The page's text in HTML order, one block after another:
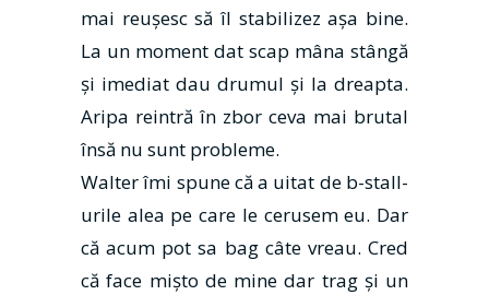
mai reuşesc să îl stabilizez aşa bine.
La un moment dat scap mâna stângă
şi imediat dau drumul şi la dreapta.
Aripa reintră în zbor ceva mai brutal
însă nu sunt probleme.
Walter îmi spune că a uitat de b-stall-
urile alea pe care le cerusem eu. Dar
că acum pot sa bag câte vreau. Cred
că face mişto de mine dar trag şi un